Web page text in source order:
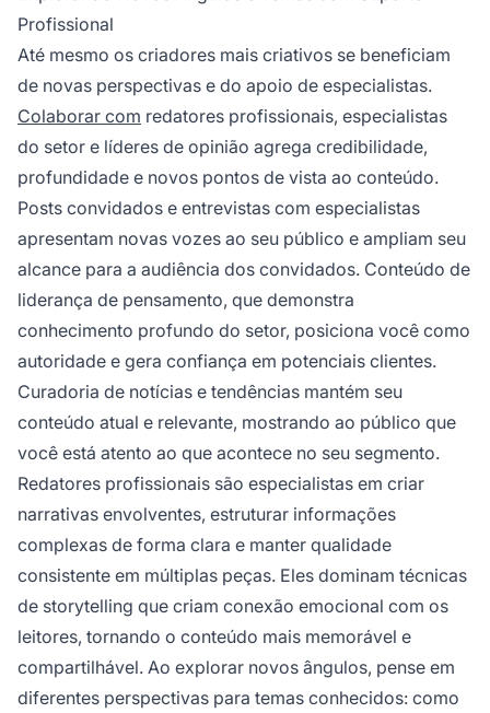
Profissional
Até mesmo os criadores mais criativos se beneficiam
de novas perspectivas e do apoio de especialistas.
Colaborar com redatores profissionais, especialistas
do setor e líderes de opinião agrega credibilidade,
profundidade e novos pontos de vista ao conteúdo.
Posts convidados e entrevistas com especialistas
apresentam novas vozes ao seu público e ampliam seu
alcance para a audiência dos convidados. Conteúdo de
liderança de pensamento, que demonstra
conhecimento profundo do setor, posiciona você como
autoridade e gera confiança em potenciais clientes.
Curadoria de notícias e tendências mantém seu
conteúdo atual e relevante, mostrando ao público que
você está atento ao que acontece no seu segmento.
Redatores profissionais são especialistas em criar
narrativas envolventes, estruturar informações
complexas de forma clara e manter qualidade
consistente em múltiplas peças. Eles dominam técnicas
de storytelling que criam conexão emocional com os
leitores, tornando o conteúdo mais memorável e
compartilhável. Ao explorar novos ângulos, pense em
diferentes perspectivas para temas conhecidos: como